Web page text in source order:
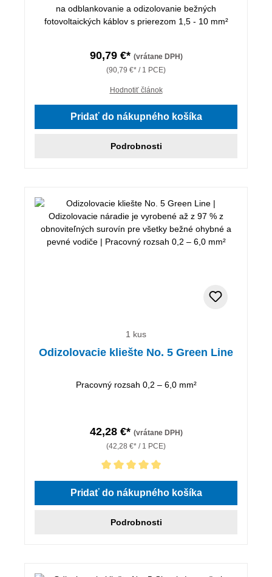
na odblankovanie a odizolovanie bežných
fotovoltaických káblov s prierezom 1,5 - 10 mm²
90,79 €* (vrátane DPH)
(90,79 €* / 1 PCE)
Hodnotiť článok
Pridať do nákupného košíka
Podrobnosti
1 kus
Odizolovacie kliešte No. 5 Green Line
Pracovný rozsah 0,2 – 6,0 mm²
42,28 €* (vrátane DPH)
(42,28 €* / 1 PCE)
Priemerné hodnotenie 5 z 5 hviezdičiek
Pridať do nákupného košíka
Podrobnosti